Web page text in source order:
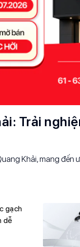
Trải
Khải, mang đến
gạch
dễ